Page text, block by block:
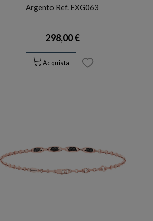
Argento Ref. EXG063
298,00 €
Acquista